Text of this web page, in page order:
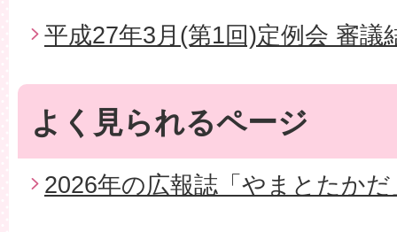
平成27年3月(第1回)定例会 審議
よく見られるページ
2026年の広報誌「やまとたかだ